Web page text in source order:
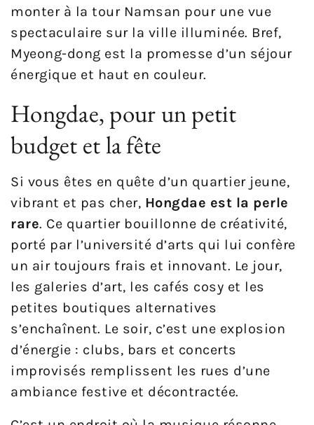
monter à la tour Namsan pour une vue
spectaculaire sur la ville illuminée. Bref,
Myeong-dong est la promesse d’un séjour
énergique et haut en couleur.
Hongdae, pour un petit
budget et la fête
Si vous êtes en quête d’un quartier jeune,
vibrant et pas cher, Hongdae est la perle
rare. Ce quartier bouillonne de créativité,
porté par l’université d’arts qui lui confère
un air toujours frais et innovant. Le jour,
les galeries d’art, les cafés cosy et les
petites boutiques alternatives
s’enchaînent. Le soir, c’est une explosion
d’énergie : clubs, bars et concerts
improvisés remplissent les rues d’une
ambiance festive et décontractée.